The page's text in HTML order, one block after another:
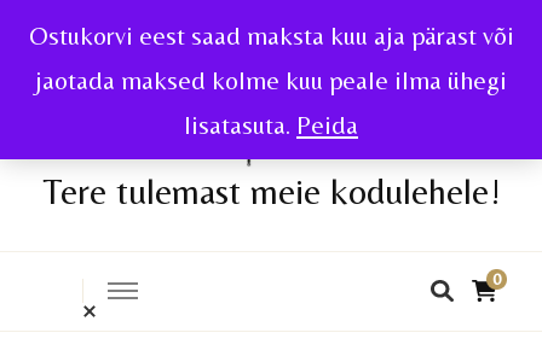
Ostukorvi eest saad maksta kuu aja pärast või
jaotada maksed kolme kuu peale ilma ühegi
lisatasuta. Peida
Tere tulemast meie kodulehele!
0